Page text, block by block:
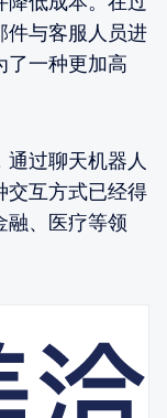
件与客服人员进
了一种更加高
过聊天机器人
交互方式已经得
融、医疗等领